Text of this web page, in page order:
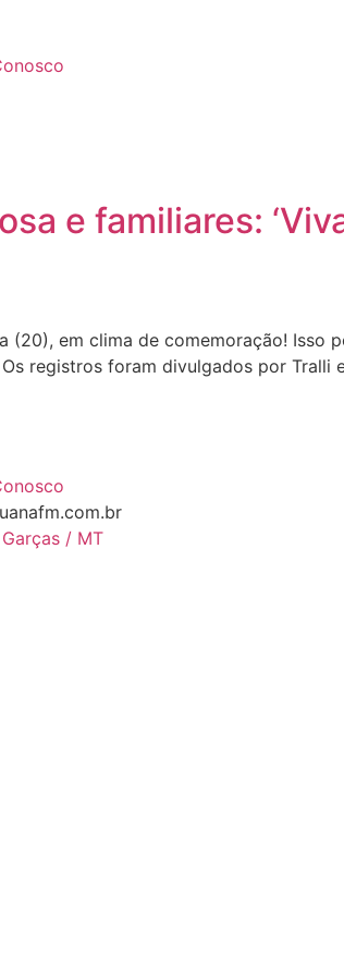
e familiares:
(20), em clima de comemoração! Isso
registros foram divulgados por Tralli
/ MT